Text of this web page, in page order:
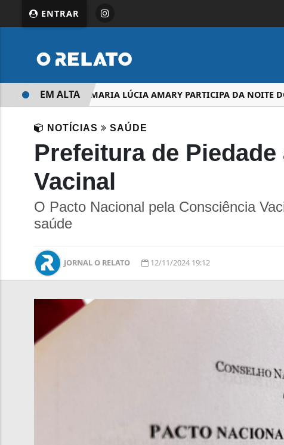
ENTRAR
DEPUTADA MARIA LÚCIA AMARY PARTICIPA DA NOITE DO
EM ALTA
NOTÍCIAS SAÚDE
Prefeitura de
Vacinal
O Pacto Nacional pela Consciência
saúde
JORNAL O RELATO 12/11/2024 19:12